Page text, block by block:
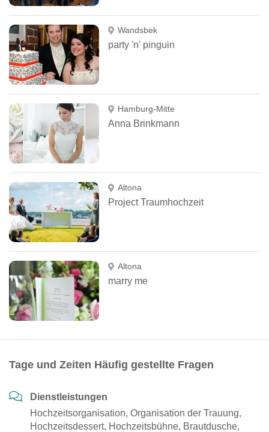
Wandsbek
party 'n' pinguin
Hamburg-Mitte
Anna Brinkmann
Altona
Project Traumhochzeit
Altona
marry me
Tage und Zeiten Häufig gestellte Fragen
Dienstleistungen
Hochzeitsorganisation, Organisation der Trauung,
Hochzeitsdessert, Hochzeitsbühne, Brautdusche,